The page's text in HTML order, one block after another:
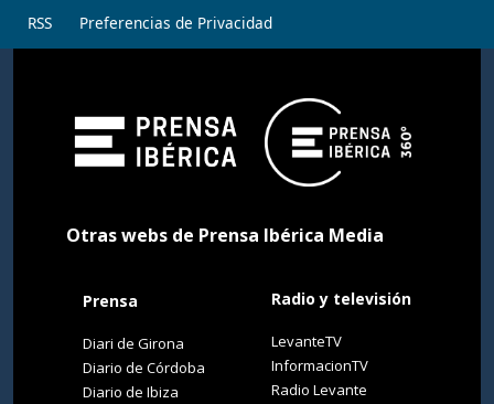
RSS Preferencias de Privacidad
Otras webs de Prensa Ibérica Media
Prensa
Diari de Girona
Diario de Córdoba
Diario de Ibiza
Radio y televisión
LevanteTV
InformacionTV
Radio Levante